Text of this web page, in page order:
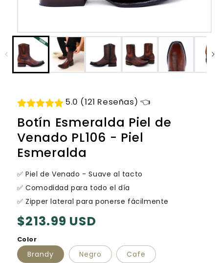
Abrir
elemento
multimedia
1
en
una
5.0 (121 Reseñas) 👈
Botín Esmeralda Piel de
Venado PL106 - Piel
Esmeralda
✅ Piel de Venado - Suave al tacto
✅ Comodidad para todo el día
✅ Zipper lateral para ponerse fácilmente
Precio
habitual
$213.99 USD
Color
Brandy Negro Cafe